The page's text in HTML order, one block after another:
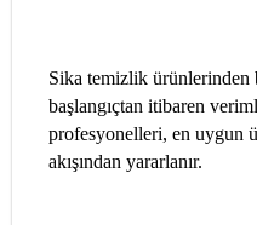
Sika temizlik ürünlerinden
başlangıçtan itibaren
profesyonelleri, en uygun
akışından yararlanır.